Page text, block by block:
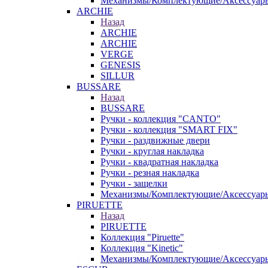
ARCHIE
Назад
ARCHIE
ARCHIE
VERGE
GENESIS
SILLUR
BUSSARE
Назад
BUSSARE
Ручки - коллекция "CANTO"
Ручки - коллекция "SMART FIX"
Ручки - раздвижные двери
Ручки - круглая накладка
Ручки - квадратная накладка
Ручки - резная накладка
Ручки - защелки
Механизмы/Комплектующие/
PIRUETTE
Назад
PIRUETTE
Коллекция "Piruette"
Коллекция "Kinetic"
Механизмы/Комплектующие/